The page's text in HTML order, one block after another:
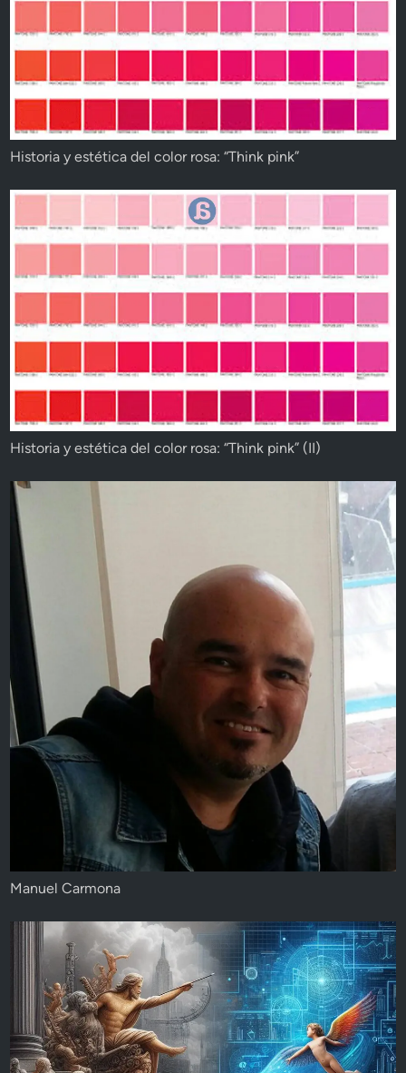
Historia y estética del color rosa: “Think pink”
Historia y estética del color rosa: “Think pink” (II)
Manuel Carmona